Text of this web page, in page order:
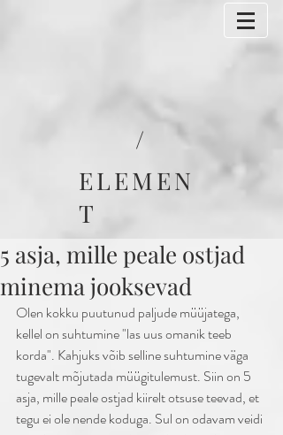
/
ELEMEN
T
5 asja, mille peale ostjad
minema jooksevad
Olen kokku puutunud paljude müüjatega,
kellel on suhtumine "las uus omanik teeb
korda". Kahjuks võib selline suhtumine väga
tugevalt mõjutada müügitulemust. Siin on 5
asja, mille peale ostjad kiirelt otsuse teevad, et
tegu ei ole nende koduga. Sul on odavam veidi